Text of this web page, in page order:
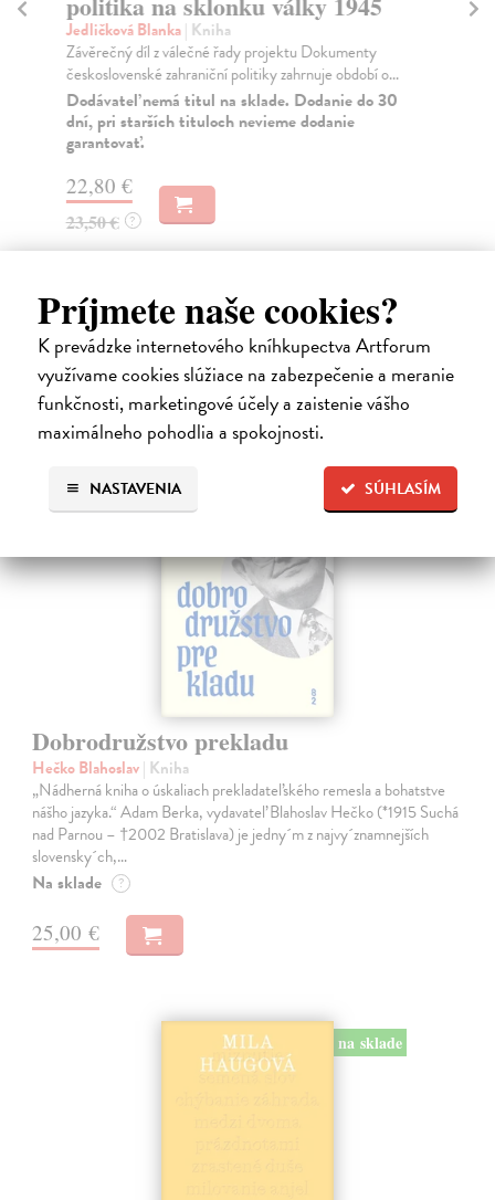
Príjmete naše cookies?
K prevádzke internetového kníhkupectva Artforum
využívame cookies slúžiace na zabezpečenie a meranie
funkčnosti, marketingové účely a zaistenie vášho
maximálneho pohodlia a spokojnosti.
SÚHLASÍM
NASTAVENIA
Jedličková Blanka| Kniha
Závěrečný díl z válečné řady projektu Dokumenty
československé zahraniční politiky zahrnuje období o...
Dodávateľ nemá titul na sklade. Dodanie do 30
dní, pri starších tituloch nevieme dodanie
garantovať.
22,80 €
23,50 € ?
Ďalšie z kategórie literatúra,
literárna veda
na sklade
novinka
Dobrodružstvo prekladu
Hečko Blahoslav| Kniha
„Nádherná kniha o úskaliach prekladateľského remesla a bohatstve
nášho jazyka.“ Adam Berka, vydavateľ Blahoslav Hečko (*1915 Suchá
nad Parnou – †2002 Bratislava) je jedny´m z najvy´znamnejších
slovensky´ch,…
Na sklade ?
25,00 €
na sklade